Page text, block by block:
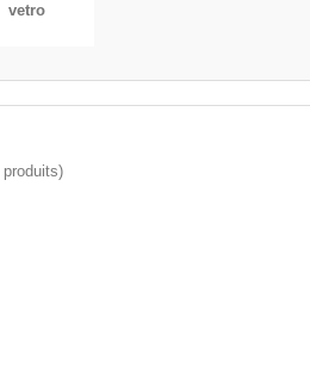
vetro
produits)